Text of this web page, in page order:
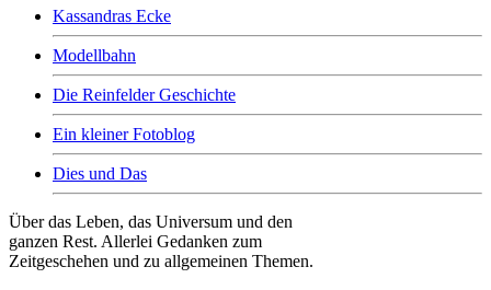
Kassandras Ecke
Modellbahn
Die Reinfelder Geschichte
Ein kleiner Fotoblog
Dies und Das
Über das Leben, das Universum und den
ganzen Rest. Allerlei Gedanken zum
Zeitgeschehen und zu allgemeinen Themen.